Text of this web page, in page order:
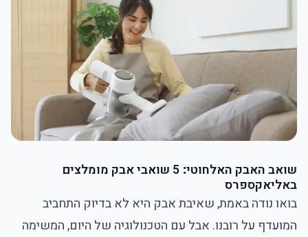
שואב האבק האלחוטי:
5 שואבי אבק מומלצים
באליאקספרס
בואו נודה באמת, שאיבת אבק היא לא בדיוק התחביב
המועדף על רובנו. אבל עם הטכנולוגיה של היום, המשימה